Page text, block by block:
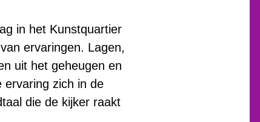
in het Kunstquartier
ervaringen. Lagen,
uit het geheugen en
ervaring zich in de
die de kijker raakt